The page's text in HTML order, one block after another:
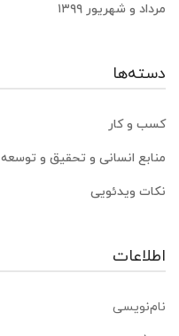
مرداد و شهریور ۱۳۹۹
دسته‌ها
کسب و کار
منابع انسانی و تحقیق و توسعه
نکات ویدئویی
اطلاعات
نام‌نویسی